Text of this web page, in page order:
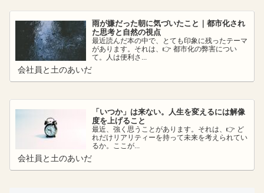
雨が嫌だった朝に気づいたこと｜都市化され
た思考と自然の視点
最近読んだ本の中で、とても印象に残ったテーマ
があります。それは、👉 都市化の弊害につい
て。人は便利さ...
会社員と土のあいだ
「いつか」は来ない。人生を変えるには解像
度を上げること
最近、強く思うことがあります。それは、👉 ど
れだけリアリティーを持って未来を考えられてい
るか。ここが...
会社員と土のあいだ